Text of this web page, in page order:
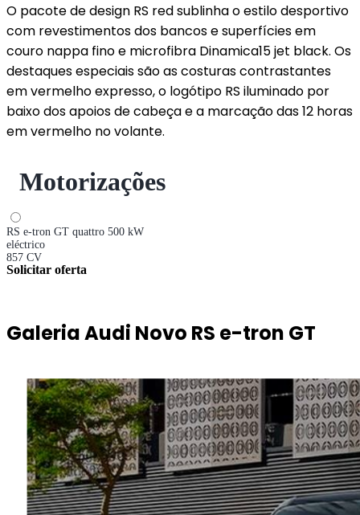
O pacote de design RS red sublinha o estilo desportivo
com revestimentos dos bancos e superfícies em
couro nappa fino e microfibra Dinamica15 jet black. Os
destaques especiais são as costuras contrastantes
em vermelho expresso, o logótipo RS iluminado por
baixo dos apoios de cabeça e a marcação das 12 horas
em vermelho no volante.
Motorizações
RS e-tron GT quattro 500 kW
eléctrico
857 CV
Solicitar oferta
Galeria Audi Novo RS e-tron GT